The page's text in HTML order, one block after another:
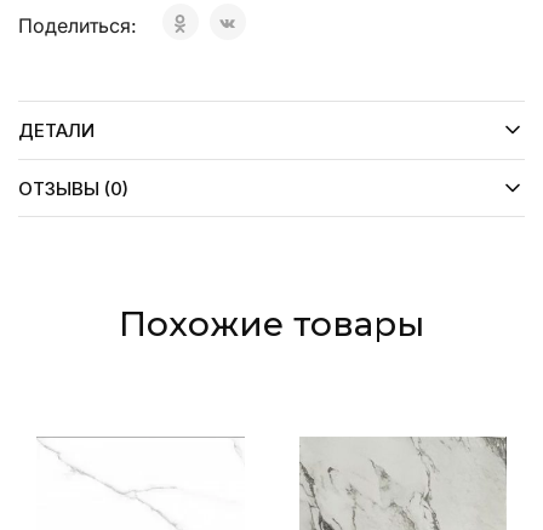
Поделиться:
ДЕТАЛИ
ОТЗЫВЫ (0)
Похожие товары